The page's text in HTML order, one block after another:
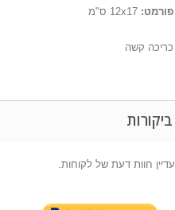
פורמט: 12x17 ס"מ
כריכה קשה
ביקורות
עדיין חוות דעת של לקוחות.